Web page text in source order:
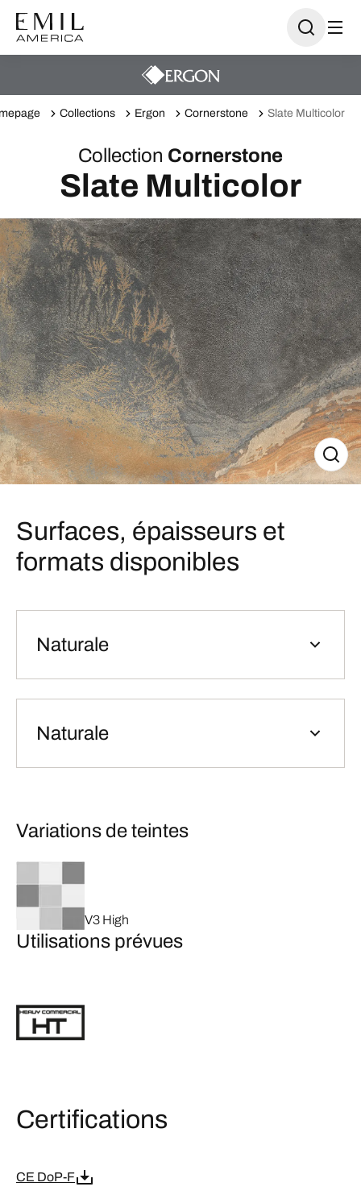
Collections Ergon Cornerstone Slate Multicolor
Collection Cornerstone
Slate Multicolor
Surfaces, épaisseurs et
formats disponibles
Naturale
Naturale
Variations de teintes
V3 High
Utilisations prévues
Certifications
CE DoP-F